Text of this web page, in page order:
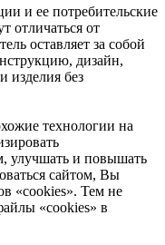
и ее потребительские
отличаться от
оставляет за собой
дизайн,
изделия без
технологии на
улучшать и повышать
сайтом, Вы
«cookies». Тем не
«cookies» в